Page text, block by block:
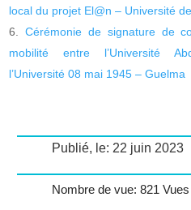
local du projet El@n – Université
Cérémonie de signature de
mobilité entre l’Université
l’Université 08 mai 1945 – Guelma
Publié, le: 22 juin 2023
Nombre de vue: 821 Vues